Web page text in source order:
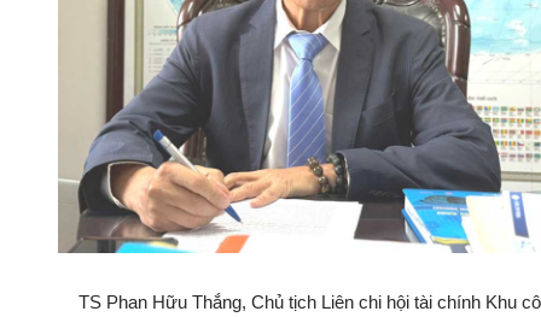
TS Phan Hữu Thắng, Chủ tịch Liên chi hội tài chính Khu